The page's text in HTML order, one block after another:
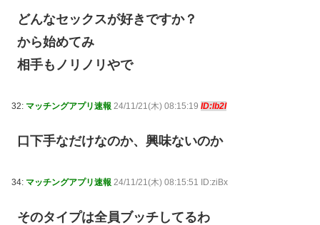
どんなセックスが好きですか？
から始めてみ
相手もノリノリやで
32: マッチングアプリ速報 24/11/21(木) 08:15:19 ID:lb2I
口下手なだけなのか、興味ないのか
34: マッチングアプリ速報 24/11/21(木) 08:15:51 ID:ziBx
そのタイプは全員ブッチしてるわ